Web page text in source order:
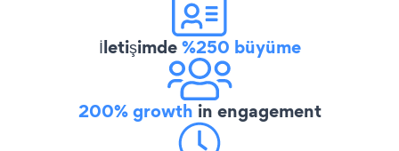
İletişimde%250 büyüme
200% growth in engagement